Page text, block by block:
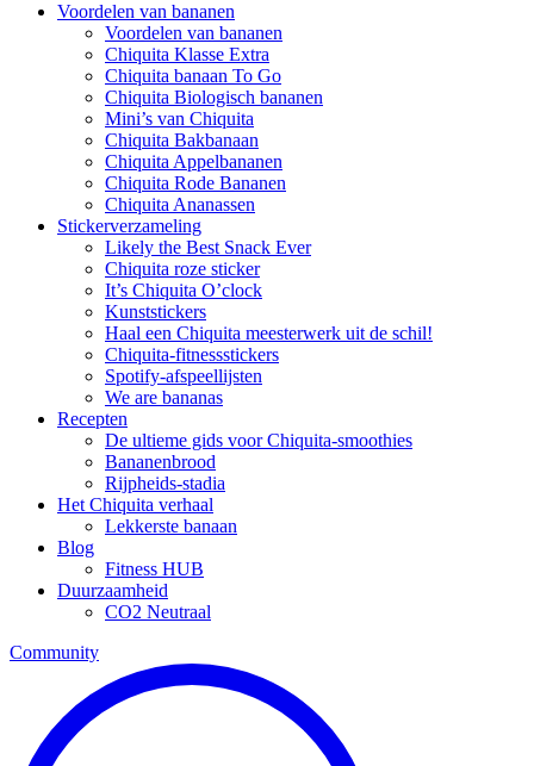
Voordelen van bananen
Voordelen van bananen
Chiquita Klasse Extra
Chiquita banaan To Go
Chiquita Biologisch bananen
Mini’s van Chiquita
Chiquita Bakbanaan
Chiquita Appelbananen
Chiquita Rode Bananen
Chiquita Ananassen
Stickerverzameling
Likely the Best Snack Ever
Chiquita roze sticker
It’s Chiquita O’clock
Kunststickers
Haal een Chiquita meesterwerk uit de schil!
Chiquita-fitnessstickers
Spotify-afspeellijsten
We are bananas
Recepten
De ultieme gids voor Chiquita-smoothies
Bananenbrood
Rijpheids-stadia
Het Chiquita verhaal
Lekkerste banaan
Blog
Fitness HUB
Duurzaamheid
CO2 Neutraal
Community